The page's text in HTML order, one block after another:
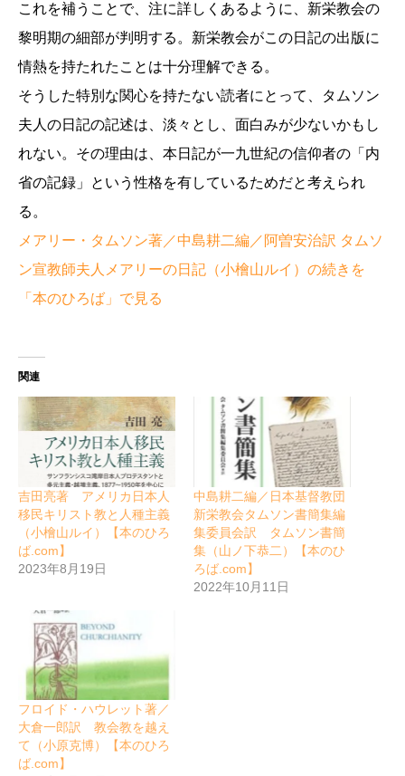
これを補うことで、注に詳しくあるように、新栄教会の
黎明期の細部が判明する。新栄教会がこの日記の出版に
情熱を持たれたことは十分理解できる。
そうした特別な関心を持たない読者にとって、タムソン
夫人の日記の記述は、淡々とし、面白みが少ないかもし
れない。その理由は、本日記が一九世紀の信仰者の「内
省の記録」という性格を有しているためだと考えられ
る。
メアリー・タムソン著／中島耕二編／阿曽安治訳 タムソ
ン宣教師夫人メアリーの日記（小檜山ルイ）の続きを
「本のひろば」で見る
関連
吉田亮著 アメリカ日本人
移民キリスト教と人種主義
（小檜山ルイ）【本のひろ
ば.com】
2023年8月19日
中島耕二編／日本基督教団
新栄教会タムソン書簡集編
集委員会訳 タムソン書簡
集（山ノ下恭二）【本のひ
ろば.com】
2022年10月11日
フロイド・ハウレット著／
大倉一郎訳 教会教を越え
て（小原克博）【本のひろ
ば.com】